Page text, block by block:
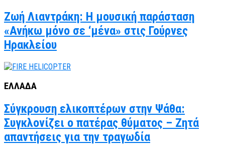
Ζωή Λιαντράκη: Η μουσική παράσταση
«Ανήκω μόνο σε ‘μένα» στις Γούρνες
Ηρακλείου
ΕΛΛΑΔΑ
Σύγκρουση ελικοπτέρων στην Ψάθα:
Συγκλονίζει ο πατέρας θύματος – Ζητά
απαντήσεις για την τραγωδία